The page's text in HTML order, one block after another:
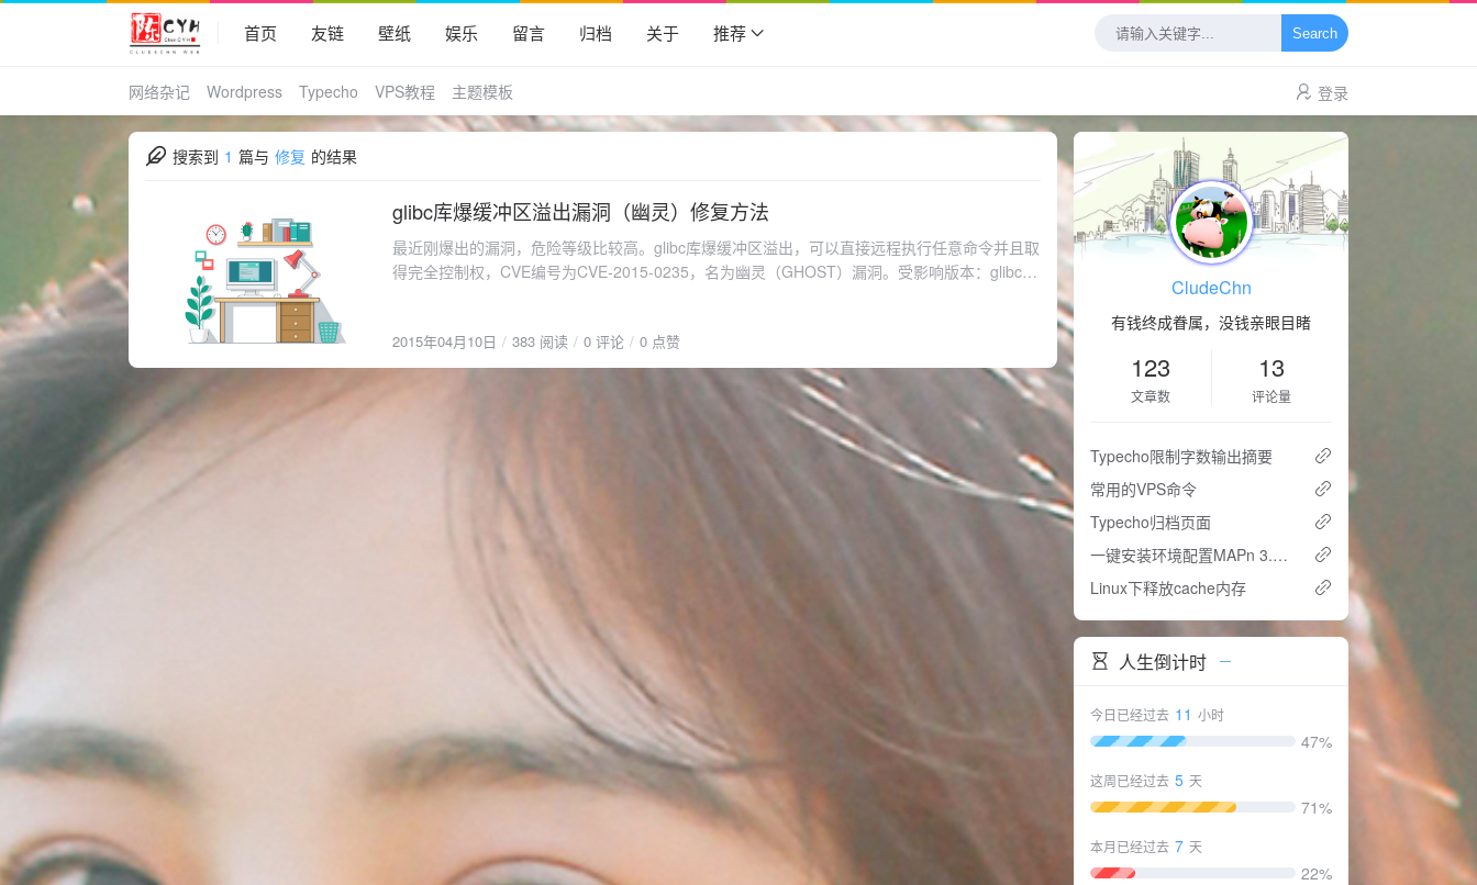
首页 友链 壁纸 娱乐 留言 归档 关于 推荐 Search
网络杂记 Wordpress Typecho VPS教程 主题模板 登录
搜索到 1 篇与 修复 的结果
2015-04-10
glibc库爆缓冲区溢出漏洞（幽灵）修复方法
最近刚爆出的漏洞，危险等级比较高。glibc库爆缓冲区溢出，可以直接远程执行任意命令并且取
得完全控制权，CVE编号为CVE-2015-0235，名为幽灵（GHOST）漏洞。受影响版本：glibc-
建议所有Linux用户升级一下glibc，防患于未然。
2015年04月10日 383 阅读 0 评论 0 点赞
CludeChn
有钱终成眷属，没钱亲眼目睹
123
文章数
13
评论量
Typecho限制字数输出摘要
常用的VPS命令
Typecho归档页面
一键安装环境配置MAPn 3.1 正式版
Linux下释放cache内存
人生倒计时
今日已经过去 11 小时
47%
这周已经过去 5 天
71%
本月已经过去 7 天
22%